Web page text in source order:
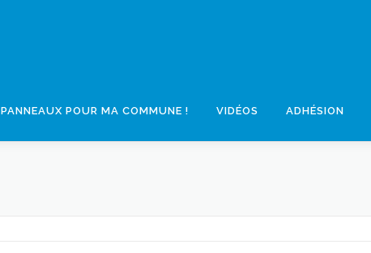
PANNEAUX POUR MA COMMUNE ! VIDÉOS ADHÉSION